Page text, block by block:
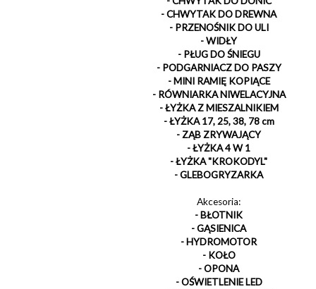
- CHWYTAK DO DREWNA
- PRZENOŚNIK DO ULI
- WIDŁY
- PŁUG DO ŚNIEGU
- PODGARNIACZ DO PASZY
- MINI RAMIĘ KOPIĄCE
- RÓWNIARKA NIWELACYJNA
- ŁYŻKA Z MIESZALNIKIEM
- ŁYŻKA 17, 25, 38, 78 cm
- ZĄB ZRYWAJĄCY
- ŁYŻKA 4 W 1
- ŁYŻKA "KROKODYL"
- GLEBOGRYZARKA
Akcesoria:
- BŁOTNIK
- GĄSIENICA
- HYDROMOTOR
- KOŁO
- OPONA
- OŚWIETLENIE LED